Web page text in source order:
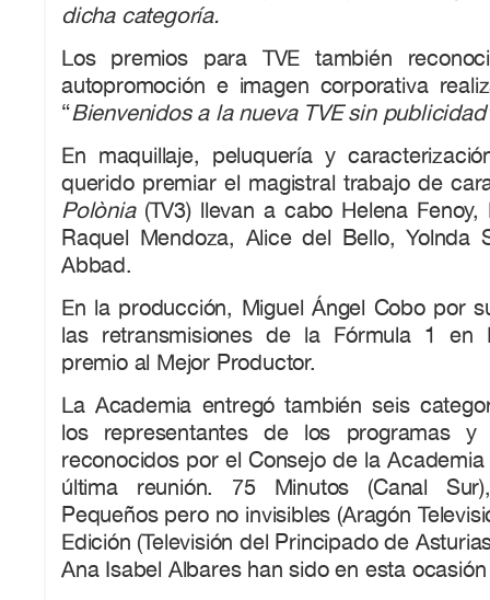
dicha categoría.
Los premios para TVE también
autopromoción e imagen corporativa
“Bienvenidos a la nueva TVE sin
En maquillaje, peluquería y
querido premiar el magistral trabajo de
Polònia(TV3) llevan a cabo Helena Fenoy,
Raquel Mendoza, Alice del Bello, Yolnda
Abbad.
En la producción, Miguel Ángel Cobo por
las retransmisiones de la Fórmula 1 en
premio al Mejor Productor.
La Academia entregó también seis
los representantes de los programas y
reconocidos por el Consejo de la Academia
última reunión. 75 Minutos (Canal
Pequeños pero no invisibles (Aragón
Edición (Televisión del Principado de
Ana Isabel Albares han sido en esta